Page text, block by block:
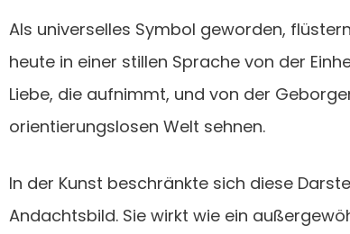
Als universelles Symbol geworden,
heute in einer stillen Sprache von der
Liebe, die aufnimmt, und von der
orientierungslosen Welt sehnen.
In der Kunst beschränkte sich diese
Andachtsbild. Sie wirkt wie ein